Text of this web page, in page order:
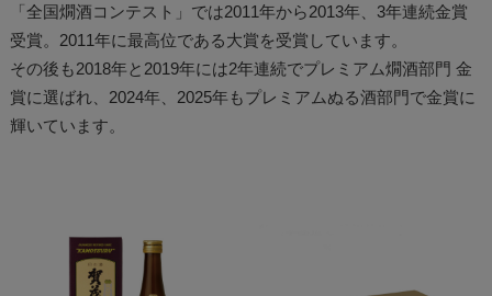
「全国燗酒コンテスト」では2011年から2013年、3年連続金賞
受賞。2011年に最高位である大賞を受賞しています。
その後も2018年と2019年には2年連続でプレミアム燗酒部門 金
賞に選ばれ、2024年、2025年もプレミアムぬる酒部門で金賞に
輝いています。